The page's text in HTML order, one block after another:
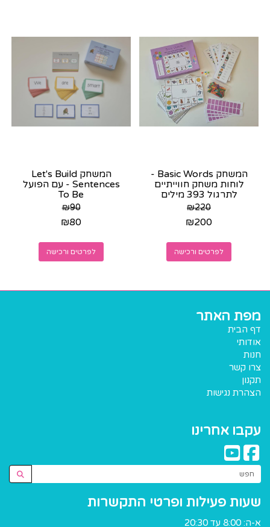
המשחק Basic Words -
לוחות משחק חווייתיים
לתרגול 393 מילים
המחולקות לפי
₪220
₪200
לפרטים ורכישה
המשחק Let's Build
Sentences - עם הפועל
To Be
₪90
₪80
לפרטים ורכישה
מפת האתר
דף הבית
אודותי
חנות
צרו קשר
תקנון
הצהרת נגישות
עקבו אחרינו
שעות פעילות ופרטי התקשרות
א-ה: 8:00 עד 20:30